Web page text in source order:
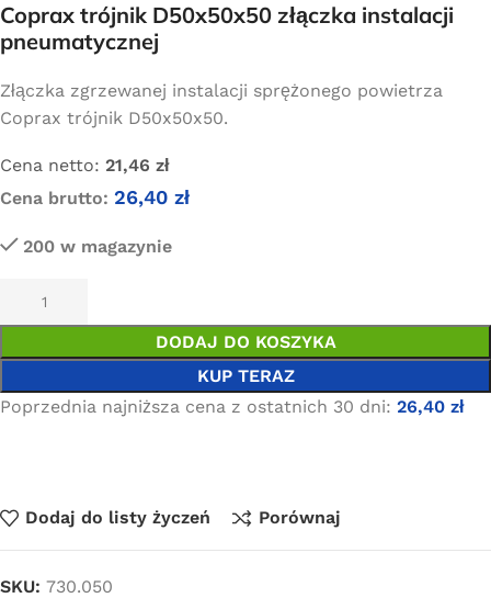
Coprax trójnik D50x50x50 złączka instalacji
pneumatycznej
Złączka zgrzewanej instalacji sprężonego powietrza
Coprax trójnik D50x50x50.
Cena netto: 21,46 zł
Cena brutto: 26,40 zł
200 w magazynie
DODAJ DO KOSZYKA
KUP TERAZ
Poprzednia najniższa cena z ostatnich 30 dni: 26,40 zł
Dodaj do listy życzeń Porównaj
SKU: 730.050